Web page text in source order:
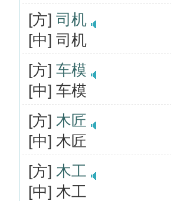
[方] 司机
[中] 司机
[方] 车模
[中] 车模
[方] 木匠
[中] 木匠
[方] 木工
[中] 木工